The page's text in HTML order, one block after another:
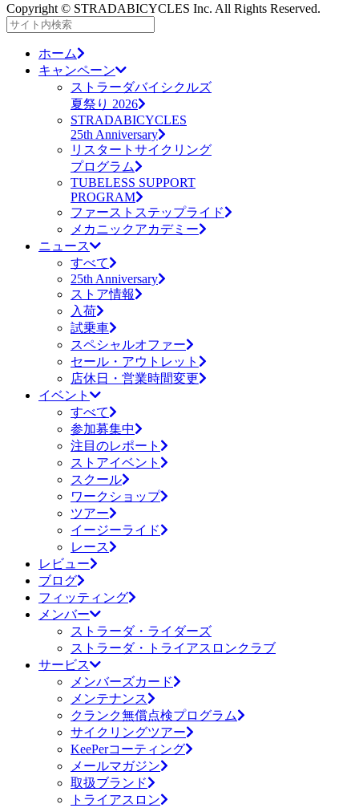
Copyright © STRADABICYCLES Inc. All Rights Reserved.
ホーム
キャンペーン
ストラーダバイシクルズ
夏祭り 2026
STRADABICYCLES
25th Anniversary
リスタートサイクリング
プログラム
TUBELESS SUPPORT
PROGRAM
ファーストステップライド
メカニックアカデミー
ニュース
すべて
25th Anniversary
ストア情報
入荷
試乗車
スペシャルオファー
セール・アウトレット
店休日・営業時間変更
イベント
すべて
参加募集中
注目のレポート
ストアイベント
スクール
ワークショップ
ツアー
イージーライド
レース
レビュー
ブログ
フィッティング
メンバー
ストラーダ・ライダーズ
ストラーダ・トライアスロンクラブ
サービス
メンバーズカード
メンテナンス
クランク無償点検プログラム
サイクリングツアー
KeePerコーティング
メールマガジン
取扱ブランド
トライアスロン